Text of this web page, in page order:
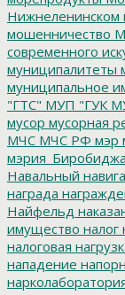
Нижнеленинском
мошенничество
современного
муниципалитеты
муниципальное
"ГТС" МУП "ГУК
мусор мусорная
МЧС МЧС РФ мэр
Навальный
награда
Найфельд
имущество
налоговая
нападение